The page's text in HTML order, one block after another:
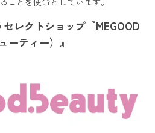
レクトショップ『MEGOOD
ーティー）』